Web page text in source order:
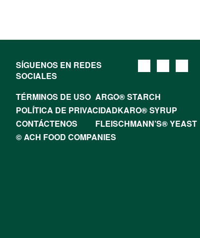
SÍGUENOS EN REDES
SOCIALES
TÉRMINOS DE USO ARGO® STARCH
POLÍTICA DE PRIVACIDADKARO® SYRUP
CONTÁCTENOS
FLEISCHMANN’S® YEAST
© ACH FOOD COMPANIES